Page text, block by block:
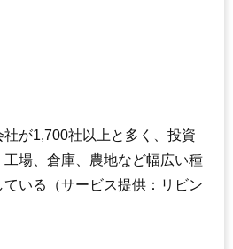
、金沢八景駅（13分）
2,930万円
が1,700社以上と多く、投資
場、倉庫、農地など幅広い種
いる（サービス提供：リビン